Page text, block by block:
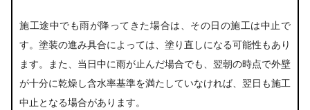
施工途中でも雨が降ってきた場合は、その日の施工は中止で
す。塗装の進み具合によっては、塗り直しになる可能性もあり
ます。また、当日中に雨が止んだ場合でも、翌朝の時点で外壁
が十分に乾燥し含水率基準を満たしていなければ、翌日も施工
中止となる場合があります。